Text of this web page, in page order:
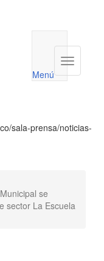
utilidades
Menú
Menú
sala-prensa/noticias-
se
sector La Escuela